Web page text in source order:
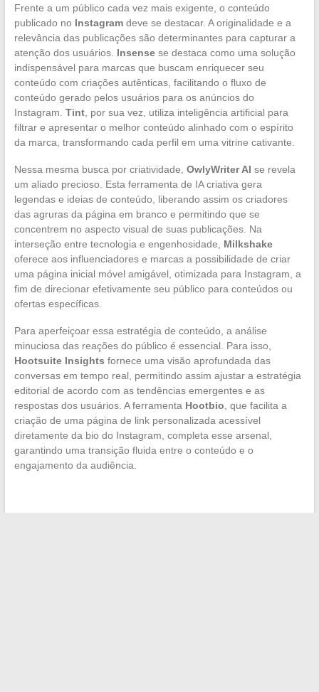
Frente a um público cada vez mais exigente, o conteúdo
publicado no Instagramdeve se destacar. A originalidade e a
relevância das publicações são determinantes para capturar a
atenção dos usuários. Insensese destaca como uma solução
indispensável para marcas que buscam enriquecer seu
conteúdo com criações autênticas, facilitando o fluxo de
conteúdo gerado pelos usuários para os anúncios do
Instagram. Tint, por sua vez, utiliza inteligência artificial para
filtrar e apresentar o melhor conteúdo alinhado com o espírito
da marca, transformando cada perfil em uma vitrine cativante.
Nessa mesma busca por criatividade, OwlyWriter AI se revela
um aliado precioso. Esta ferramenta de IA criativa gera
legendas e ideias de conteúdo, liberando assim os criadores
das agruras da página em branco e permitindo que se
concentrem no aspecto visual de suas publicações. Na
interseção entre tecnologia e engenhosidade, Milkshake
oferece aos influenciadores e marcas a possibilidade de criar
uma página inicial móvel amigável, otimizada para Instagram, a
fim de direcionar efetivamente seu público para conteúdos ou
ofertas específicas.
Para aperfeiçoar essa estratégia de conteúdo, a análise
minuciosa das reações do público é essencial. Para isso,
Hootsuite Insights fornece uma visão aprofundada das
conversas em tempo real, permitindo assim ajustar a estratégia
editorial de acordo com as tendências emergentes e as
respostas dos usuários. A ferramenta Hootbio , que facilita a
criação de uma página de link personalizada acessível
diretamente da bio do Instagram, completa esse arsenal,
garantindo uma transição fluida entre o conteúdo e o
engajamento da audiência.